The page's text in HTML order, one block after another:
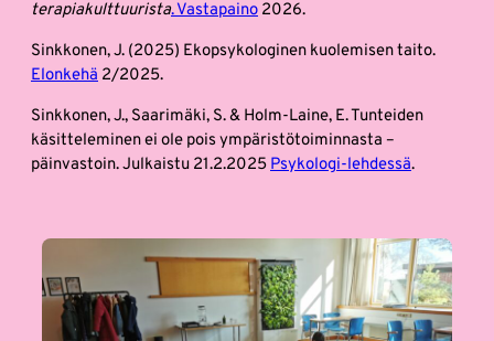
terapiakulttuurista.Vastapaino 2026.
Sinkkonen, J. (2025) Ekopsykologinen kuolemisen taito.
Elonkehä 2/2025.
Sinkkonen, J., Saarimäki, S. & Holm-Laine, E. Tunteiden
käsitteleminen ei ole pois ympäristötoiminnasta –
päinvastoin. Julkaistu 21.2.2025Psykologi-lehdessä.